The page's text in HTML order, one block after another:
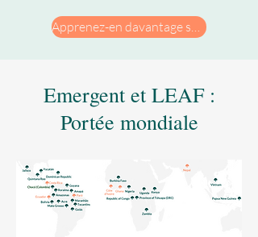
Apprenez-en davantage sur LEAF
Emergent et LEAF :
Portée mondiale